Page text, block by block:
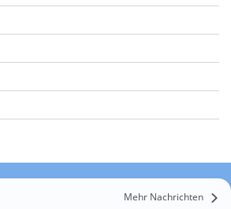
Mehr Nachrichten